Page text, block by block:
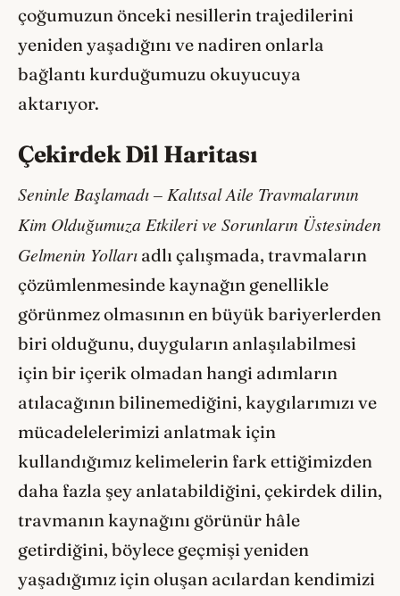
çoğumuzun önceki nesillerin trajedilerini
yeniden yaşadığını ve nadiren onlarla
bağlantı kurduğumuzu okuyucuya
aktarıyor.
Çekirdek Dil Haritası
Seninle Başlamadı – Kalıtsal Aile Travmalarının
Kim Olduğumuza Etkileri ve Sorunların Üstesinden
Gelmenin Yolları adlı çalışmada, travmaların
çözümlenmesinde kaynağın genellikle
görünmez olmasının en büyük bariyerlerden
biri olduğunu, duyguların anlaşılabilmesi
için bir içerik olmadan hangi adımların
atılacağının bilinemediğini, kaygılarımızı ve
mücadelelerimizi anlatmak için
kullandığımız kelimelerin fark ettiğimizden
daha fazla şey anlatabildiğini, çekirdek dilin,
travmanın kaynağını görünür hâle
getirdiğini, böylece geçmişi yeniden
yaşadığımız için oluşan acılardan kendimizi